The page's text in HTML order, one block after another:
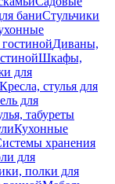
баниСтульчики
Диваны,
Шкафы,
для
Кресла, стулья для
для
табуреты
Кухонные
хранения
для
полки для